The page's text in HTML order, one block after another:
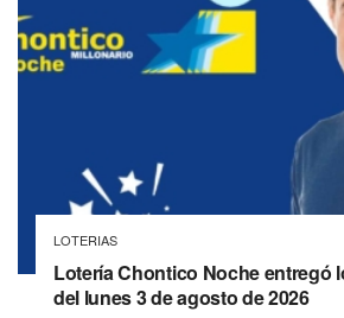
LOTERIAS
Lotería Chontico Noche entregó
del lunes 3 de agosto de 2026